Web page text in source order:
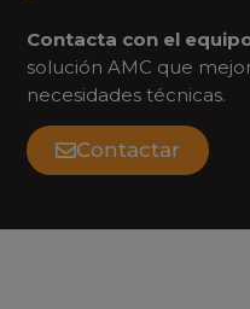
Contacta con el
solución AMC que
necesidades técnicas.
Contactar